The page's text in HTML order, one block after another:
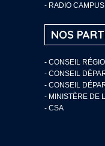
- RADIO
NOS
- CONSEIL
- CONSEIL
- CONSEIL
- MINISTÈRE DE
- CSA